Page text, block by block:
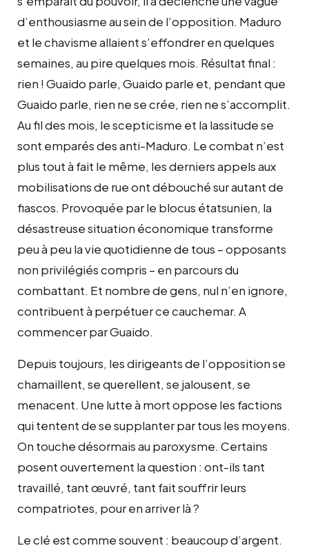
d’enthousiasme au sein de l’opposition. Maduro
et le chavisme allaient s’effondrer en quelques
semaines, au pire quelques mois. Résultat final :
rien ! Guaido parle, Guaido parle et, pendant que
Guaido parle, rien ne se crée, rien ne s’accomplit.
Au fil des mois, le scepticisme et la lassitude se
sont emparés des anti-Maduro. Le combat n’est
plus tout à fait le même, les derniers appels aux
mobilisations de rue ont débouché sur autant de
fiascos. Provoquée par le blocus étatsunien, la
désastreuse situation économique transforme
peu à peu la vie quotidienne de tous – opposants
non privilégiés compris – en parcours du
combattant. Et nombre de gens, nul n’en ignore,
contribuent à perpétuer ce cauchemar. A
commencer par Guaido.
Depuis toujours, les dirigeants de l’opposition se
chamaillent, se querellent, se jalousent, se
menacent. Une lutte à mort oppose les factions
qui tentent de se supplanter par tous les moyens.
On touche désormais au paroxysme. Certains
posent ouvertement la question : ont-ils tant
travaillé, tant œuvré, tant fait souffrir leurs
compatriotes, pour en arriver là ?
Le clé est comme souvent : beaucoup d’argent.